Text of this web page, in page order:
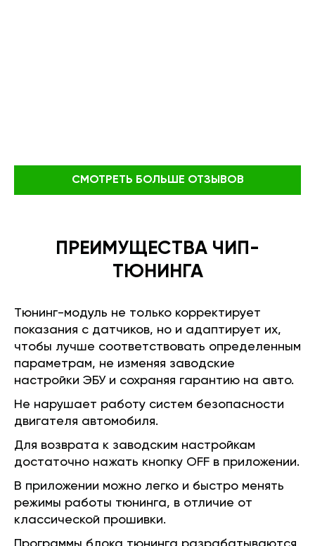
СМОТРЕТЬ БОЛЬШЕ ОТЗЫВОВ
ПРЕИМУЩЕСТВА ЧИП-
ТЮНИНГА
Тюнинг-модуль не только корректирует
показания с датчиков, но и адаптирует их,
чтобы лучше соответствовать определенным
параметрам, не изменяя заводские
настройки ЭБУ и сохраняя гарантию на авто.
Не нарушает работу систем безопасности
двигателя автомобиля.
Для возврата к заводским настройкам
достаточно нажать кнопку OFF в приложении.
В приложении можно легко и быстро менять
режимы работы тюнинга, в отличие от
классической прошивки.